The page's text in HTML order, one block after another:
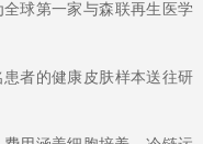
球第一家与森联再生医学
者的健康皮肤样本送往研